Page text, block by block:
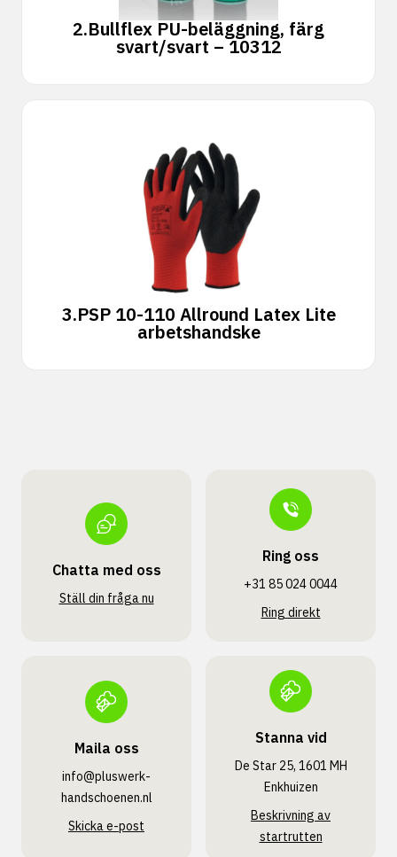
2.Bullflex PU-beläggning, färg
svart/svart – 10312
3.PSP 10-110 Allround Latex Lite
arbetshandske
Chatta med oss
Ställ din fråga nu
Ring oss
+31 85 024 0044
Ring direkt
Maila oss
info@pluswerk­
handschoenen.nl
Skicka e-post
Stanna vid
De Star 25, 1601 MH
Enkhuizen
Beskrivning av
startrutten